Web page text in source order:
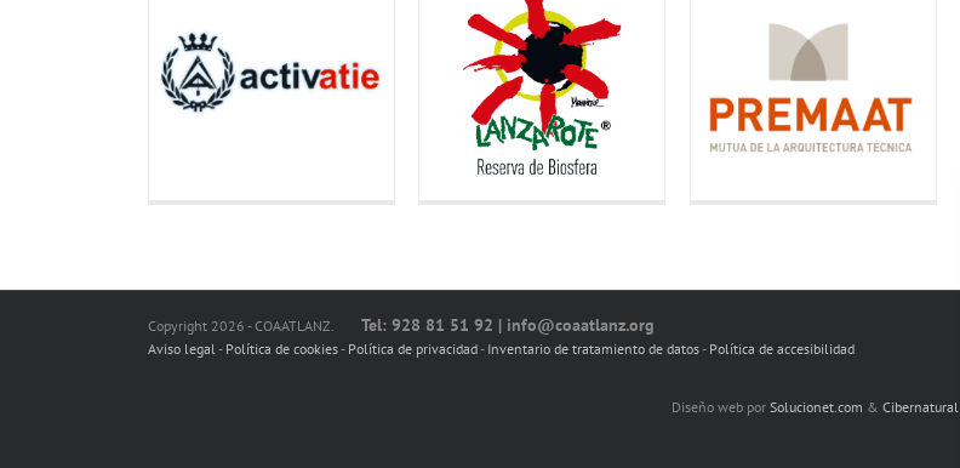
Copyright 2026 - COAATLANZ. Tel: 928 81 51 92 | info@coaatlanz.org
Aviso legal- Política de cookies- Política de privacidad- Inventario de tratamiento de datos- Política de accesibilidad
Diseño web por Solucionet.com & Cibernatural